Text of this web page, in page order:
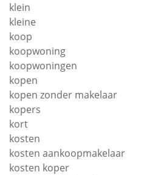
klein
kleine
koop
koopwoning
koopwoningen
kopen
kopen zonder makelaar
kopers
kort
kosten
kosten aankoopmakelaar
kosten koper